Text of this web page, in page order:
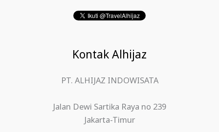
Kontak Alhijaz
PT. ALHIJAZ INDOWISATA
Jalan Dewi Sartika Raya no 239
Jakarta-Timur